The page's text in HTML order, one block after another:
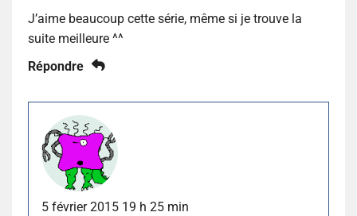
J’aime beaucoup cette série, même si je trouve la
suite meilleure ^^
Répondre
5 février 2015 19 h 25 min